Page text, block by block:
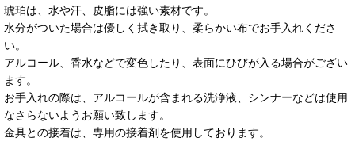
琥珀は、水や汗、皮脂には強い素材です。
水分がついた場合は優しく拭き取り、柔らかい布でお手入れくださ
い。
アルコール、香水などで変色したり、表面にひびが入る場合がござい
ます。
お手入れの際は、アルコールが含まれる洗浄液、シンナーなどは使用
なさらないようお願い致します。
金具との接着は、専用の接着剤を使用しております。